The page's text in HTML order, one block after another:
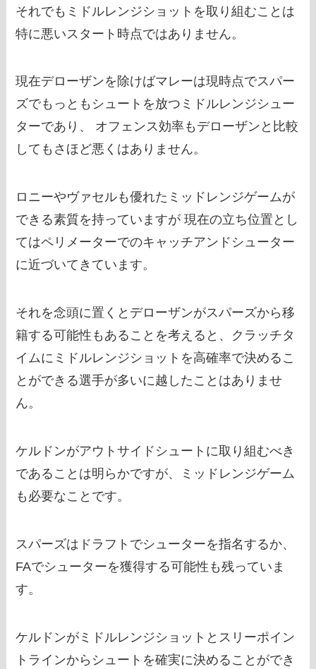
それでもミドルレンジショットを取り組むことは
特に悪いスタート時点ではありません。
現在デローザンを除けばマレーは現時点でスパー
ズでもっともシュートを放つミドルレンジシュー
ターであり、 オフェンス効率もデローザンと比較
してもさほど悪くはありません。
ロニーやヴァセルも優れたミッドレンジゲームが
できる素質を持っていますが 現在の立ち位置とし
てはペリメーターでのキャッチアンドシューター
に近づいてきています。
それを念頭に置くとデローザンがスパーズから移
籍する可能性もあることを考えると、クラッチタ
イムにミドルレンジショットを高確率で決めるこ
とができる選手が多いに越したことはありませ
ん。
ケルドンがアウトサイドシュートに取り組むべき
であることは明らかですが、ミッドレンジゲーム
も必要なことです。
スパーズはドラフトでシューターを指名するか、
FAでシューターを獲得する可能性も残っていま
す。
ケルドンがミドルレンジショットとスリーポイン
トラインからシュートを確実に決めることができ